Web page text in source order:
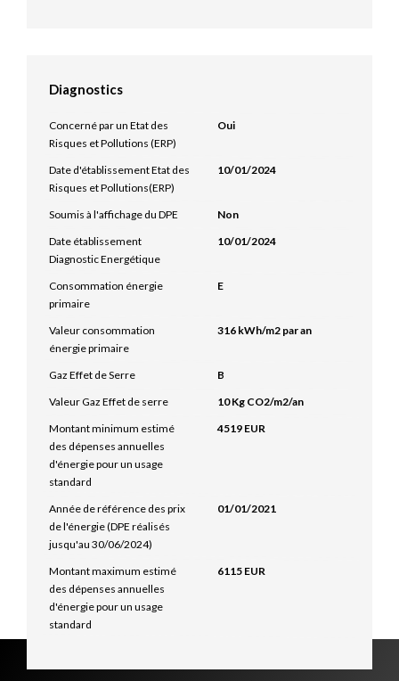
Diagnostics
Concerné par un Etat des
Risques et Pollutions (ERP)
Oui
Date d'établissement Etat des
Risques et Pollutions(ERP)
10/01/2024
Soumis à l'affichage du DPE
Non
Date établissement
Diagnostic Energétique
10/01/2024
Consommation énergie
primaire
E
Valeur consommation
énergie primaire
316 kWh/m2 par an
Gaz Effet de Serre
B
Valeur Gaz Effet de serre
10 Kg CO2/m2/an
Montant minimum estimé
des dépenses annuelles
d'énergie pour un usage
standard
4519 EUR
Année de référence des prix
de l'énergie (DPE réalisés
jusqu'au 30/06/2024)
01/01/2021
Montant maximum estimé
des dépenses annuelles
d'énergie pour un usage
standard
6115 EUR